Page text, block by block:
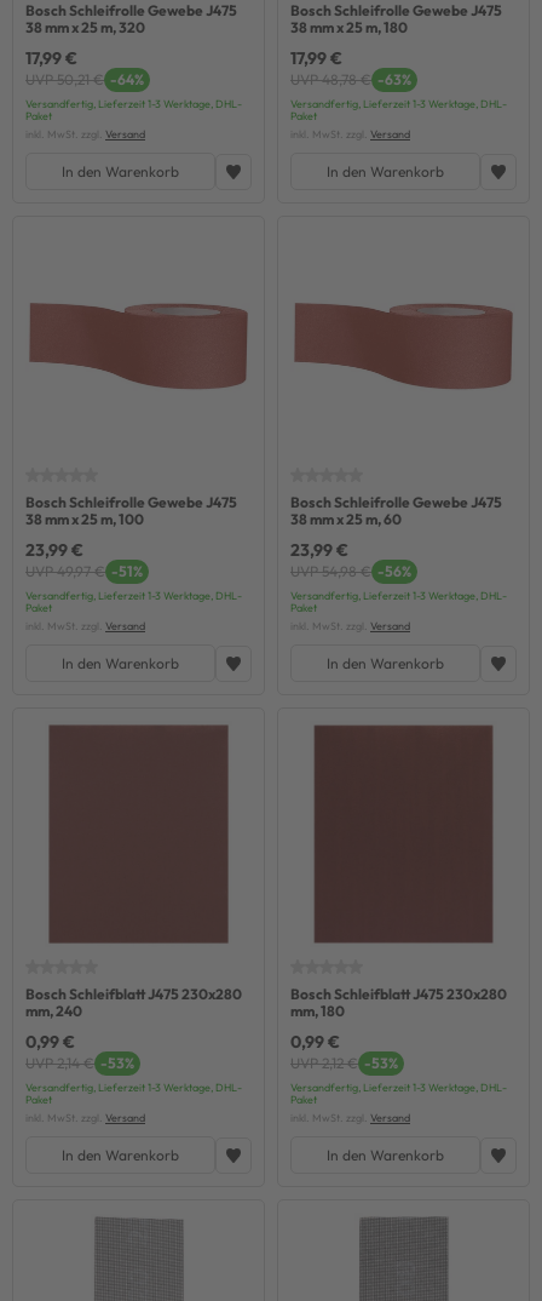
Bosch Schleifrolle Gewebe J475
38 mm x 25 m, 320
17,99 €
UVP 50,21 € -64%
Versandfertig, Lieferzeit 1-3 Werktage, DHL-
Paket
inkl. MwSt. zzgl. Versand
In den Warenkorb
Bosch Schleifrolle Gewebe J475
38 mm x 25 m, 180
17,99 €
UVP 48,78 € -63%
Versandfertig, Lieferzeit 1-3 Werktage, DHL-
Paket
inkl. MwSt. zzgl. Versand
In den Warenkorb
Bosch Schleifrolle Gewebe J475
38 mm x 25 m, 100
23,99 €
UVP 49,97 € -51%
Versandfertig, Lieferzeit 1-3 Werktage, DHL-
Paket
inkl. MwSt. zzgl. Versand
In den Warenkorb
Bosch Schleifrolle Gewebe J475
38 mm x 25 m, 60
23,99 €
UVP 54,98 € -56%
Versandfertig, Lieferzeit 1-3 Werktage, DHL-
Paket
inkl. MwSt. zzgl. Versand
In den Warenkorb
Bosch Schleifblatt J475 230x280
mm, 240
0,99 €
UVP 2,14 € -53%
Versandfertig, Lieferzeit 1-3 Werktage, DHL-
Paket
inkl. MwSt. zzgl. Versand
In den Warenkorb
Bosch Schleifblatt J475 230x280
mm, 180
0,99 €
UVP 2,12 € -53%
Versandfertig, Lieferzeit 1-3 Werktage, DHL-
Paket
inkl. MwSt. zzgl. Versand
In den Warenkorb